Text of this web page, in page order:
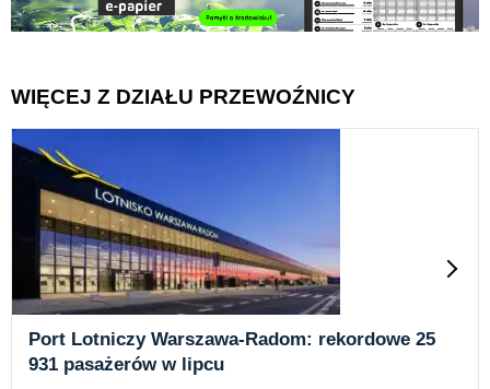
WIĘCEJ Z DZIAŁU PRZEWOŹNICY
Port Lotniczy Warszawa-Radom: rekordowe 25
931 pasażerów w lipcu